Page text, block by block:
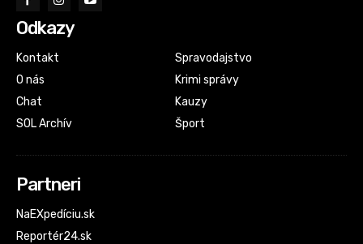
Odkazy
Kontakt
O nás
Chat
SOL Archív
Spravodajstvo
Krimi správy
Kauzy
Šport
Partneri
NaEXpedíciu.sk
Reportér24.sk